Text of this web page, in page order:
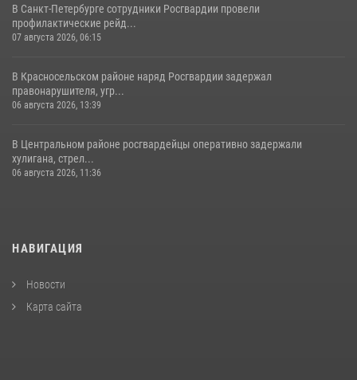
В Санкт-Петербурге сотрудники Росгвардии провели
профилактические рейд...
07 августа 2026, 06:15
В Красносельском районе наряд Росгвардии задержал
правонарушителя, угр...
06 августа 2026, 13:39
В Центральном районе росгвардейцы оперативно задержали
хулигана, стрел...
06 августа 2026, 11:36
НАВИГАЦИЯ
Новости
Карта сайта